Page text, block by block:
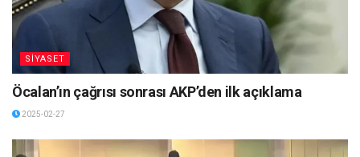
SİYASET
Öcalan’ın çağrısı sonrası AKP’den ilk açıklama
2025-02-27